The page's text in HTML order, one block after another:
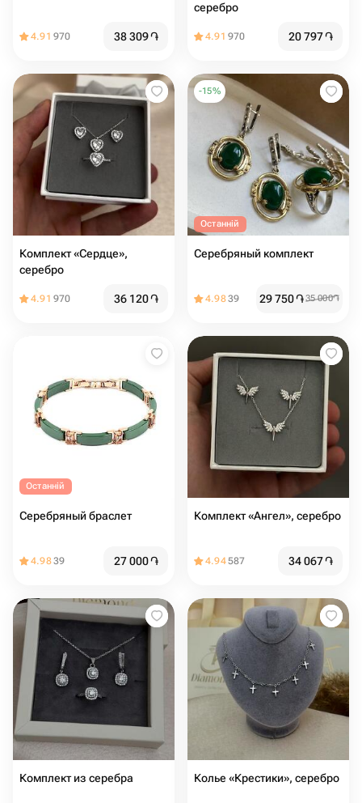
4.91 970 38 309֏
серебро
4.91 970 20 797֏
Комплект «Сердце»,
серебро
4.91 970 36 120֏
-15%
Останній
Серебряный комплект
4.9839 29 750֏35 000֏
Останній
Серебряный браслет
4.9839 27 000֏
Комплект «Ангел», серебро
4.94587 34 067֏
Комплект из серебра Колье «Крестики», серебро